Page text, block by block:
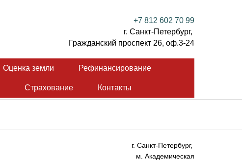
+7 812 602 70 99
г. Санкт-Петербург,
Гражданский проспект 26, оф.3-24
Оценка земли Рефинансирование
Страхование Контакты
г. Санкт-Петербург,
м. Академическая